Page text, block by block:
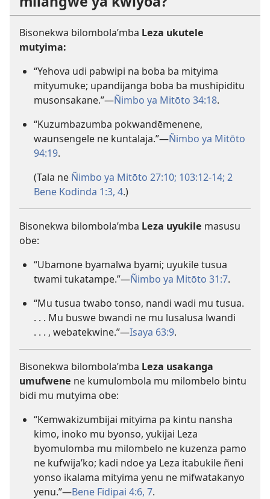
Bisonekwa bilombola’mba Leza ukutele
mutyima:
“Yehova udi pabwipi na boba ba mityima
mityumuke; upandijanga boba ba mushipiditu
musonsakane.”—Ñimbo ya Mitōto 34:18.
“Kuzumbazumba pokwandēmenene,
waunsengele ne kuntalaja.”—Ñimbo ya Mitōto
94:19.
(Tala ne Ñimbo ya Mitōto 27:10; 103:12-14; 2
Bene Kodinda 1:3, 4.)
Bisonekwa bilombola’mba Leza uyukile masusu
obe:
“Ubamone byamalwa byami; uyukile tusua
twami tukatampe.”—Ñimbo ya Mitōto 31:7.
“Mu tusua twabo tonso, nandi wadi mu tusua.
. . . Mu buswe bwandi ne mu lusalusa lwandi
. . . , webatekwine.”—Isaya 63:9.
Bisonekwa bilombola’mba Leza usakanga
umufwene ne kumulombola mu milombelo bintu
bidi mu mutyima obe:
“Kemwakizumbijai mityima pa kintu nansha
kimo, inoko mu byonso, yukijai Leza
byomulomba mu milombelo ne kuzenza pamo
ne kufwija’ko; kadi ndoe ya Leza itabukile ñeni
yonso ikalama mityima yenu ne mifwatakanyo
yenu.”—Bene Fidipai 4:6, 7.